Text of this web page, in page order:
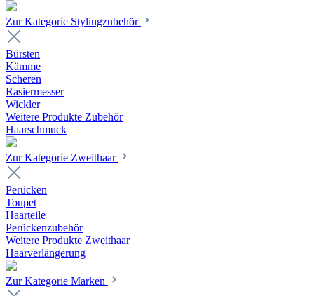
Zur Kategorie Stylingzubehör
Bürsten
Kämme
Scheren
Rasiermesser
Wickler
Weitere Produkte Zubehör
Haarschmuck
Zur Kategorie Zweithaar
Perücken
Toupet
Haarteile
Perückenzubehör
Weitere Produkte Zweithaar
Haarverlängerung
Zur Kategorie Marken